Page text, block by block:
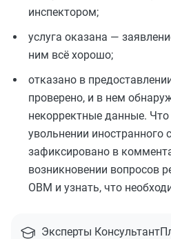
инспектором;
услуга оказана —
ним всё хорошо;
отказано в
проверено, и в нем
некорректные данные.
увольнении иностранного
зафиксировано в
возникновении вопросов
ОВМ и узнать, что
Эксперты